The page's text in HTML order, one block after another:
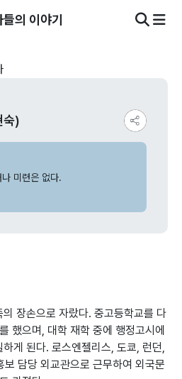
의 이야기
숙)
미련은 없다.
장손으로 자랐다. 중고등학교를 다
했으며, 대학 재학 중에 행정고시에
게 된다. 로스엔젤리스, 도쿄, 런던,
담당 외교관으로 근무하여 외국문